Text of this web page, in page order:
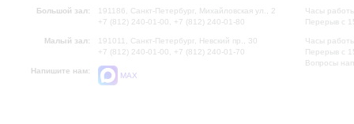
Большой зал:
191186, Санкт-Петербург, Михайловская ул., 2
+7 (812) 240-01-00, +7 (812) 240-01-80
Малый зал:
191011, Санкт-Петербург, Невский пр., 30
+7 (812) 240-01-00, +7 (812) 240-01-70
Напишите нам:
MAX
Часы
Перерыв с
Часы
Перерыв с
Вопросы